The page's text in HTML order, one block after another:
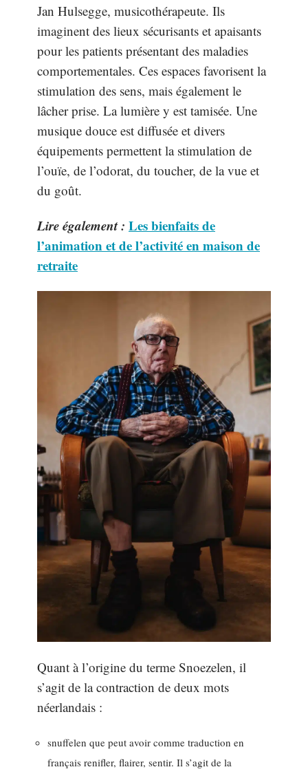
Jan Hulsegge, musicothérapeute. Ils
imaginent des lieux sécurisants et apaisants
pour les patients présentant des maladies
comportementales. Ces espaces favorisent la
stimulation des sens, mais également le
lâcher prise. La lumière y est tamisée. Une
musique douce est diffusée et divers
équipements permettent la stimulation de
l’ouïe, de l’odorat, du toucher, de la vue et
du goût.
Lire également : Les bienfaits de
l’animation et de l’activité en maison de
retraite
Quant à l’origine du terme Snoezelen, il
s’agit de la contraction de deux mots
néerlandais :
snuffelen que peut avoir comme traduction en
français renifler, flairer, sentir. Il s’agit de la